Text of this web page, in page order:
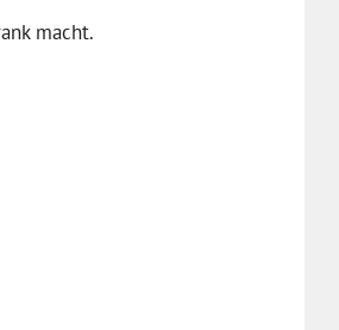
macht.